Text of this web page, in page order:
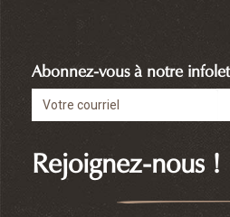
Rejoignez-nous !
Abonnez-vous à notre